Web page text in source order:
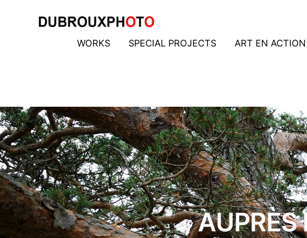
WORKS SPECIAL PROJECTS ART EN ACTION
AUPRÈS